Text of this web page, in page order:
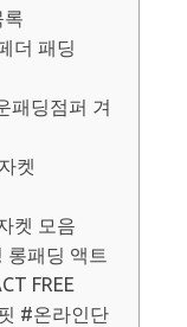
록
더 패딩
패딩점퍼 겨
켓
켓 모음
롱패딩 액트
FREE
#온라인단